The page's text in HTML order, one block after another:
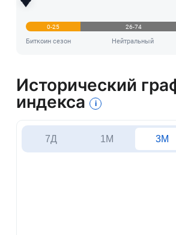
0-25 26-74
Биткоин сезон Нейтральный
Исторический
индекса
i
7Д 1М 3М